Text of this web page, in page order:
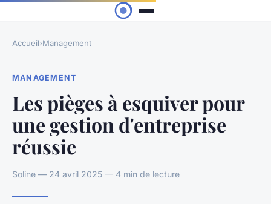
Accueil›Management
MANAGEMENT
Les pièges à esquiver pour
une gestion d'entreprise
réussie
Soline — 24 avril 2025 — 4 min de lecture